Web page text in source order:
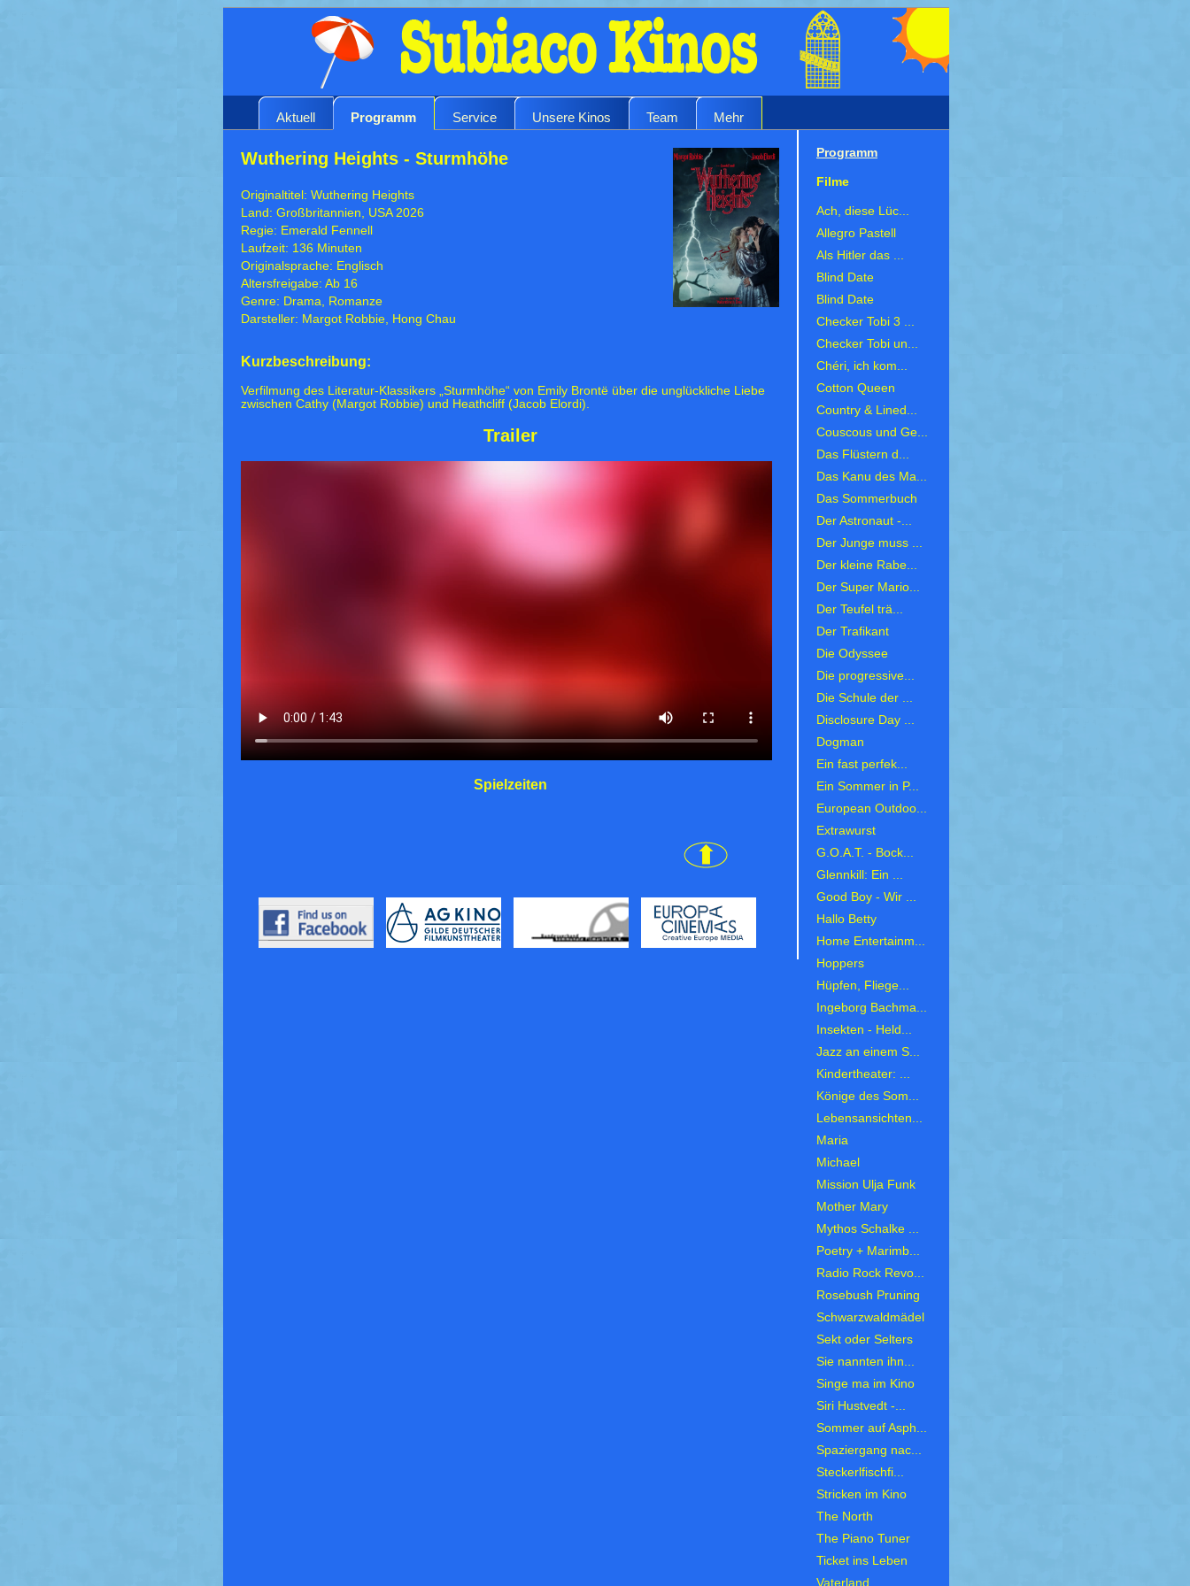
Aktuell Programm Service Unsere Kinos Team Mehr
Wuthering Heights - Sturmhöhe
Originaltitel: Wuthering Heights
Land: Großbritannien, USA 2026
Regie: Emerald Fennell
Laufzeit: 136 Minuten
Originalsprache: Englisch
Altersfreigabe: Ab 16
Genre: Drama, Romanze
Darsteller: Margot Robbie, Hong Chau
Kurzbeschreibung:
Verfilmung des Literatur-Klassikers „Sturmhöhe“ von Emily Brontë über die unglückliche Liebe
zwischen Cathy (Margot Robbie) und Heathcliff (Jacob Elordi).
Trailer
Spielzeiten
Programm
Filme
Ach, diese Lüc...
Allegro Pastell
Als Hitler das ...
Blind Date
Blind Date
Checker Tobi 3 ...
Checker Tobi un...
Chéri, ich kom...
Cotton Queen
Country & Lined...
Couscous und Ge...
Das Flüstern d...
Das Kanu des Ma...
Das Sommerbuch
Der Astronaut -...
Der Junge muss ...
Der kleine Rabe...
Der Super Mario...
Der Teufel trä...
Der Trafikant
Die Odyssee
Die progressive...
Die Schule der ...
Disclosure Day ...
Dogman
Ein fast perfek...
Ein Sommer in P...
European Outdoo...
Extrawurst
G.O.A.T. - Bock...
Glennkill: Ein ...
Good Boy - Wir ...
Hallo Betty
Home Entertainm...
Hoppers
Hüpfen, Fliege...
Ingeborg Bachma...
Insekten - Held...
Jazz an einem S...
Kindertheater: ...
Könige des Som...
Lebensansichten...
Maria
Michael
Mission Ulja Funk
Mother Mary
Mythos Schalke ...
Poetry + Marimb...
Radio Rock Revo...
Rosebush Pruning
Schwarzwaldmädel
Sekt oder Selters
Sie nannten ihn...
Singe ma im Kino
Siri Hustvedt -...
Sommer auf Asph...
Spaziergang nac...
Steckerlfischfi...
Stricken im Kino
The North
The Piano Tuner
Ticket ins Leben
Vaterland